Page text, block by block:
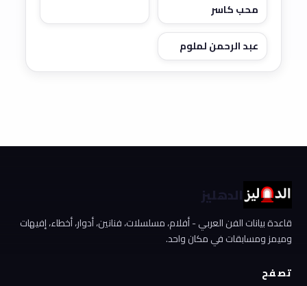
محب كاسر
عبد الرحمن لملوم
الدهليز
قاعدة بيانات الفن العربي - أفلام، مسلسلات، فنانين، أدوار، أخطاء، إفيهات
وميمز ومسابقات في مكان واحد.
تصفح